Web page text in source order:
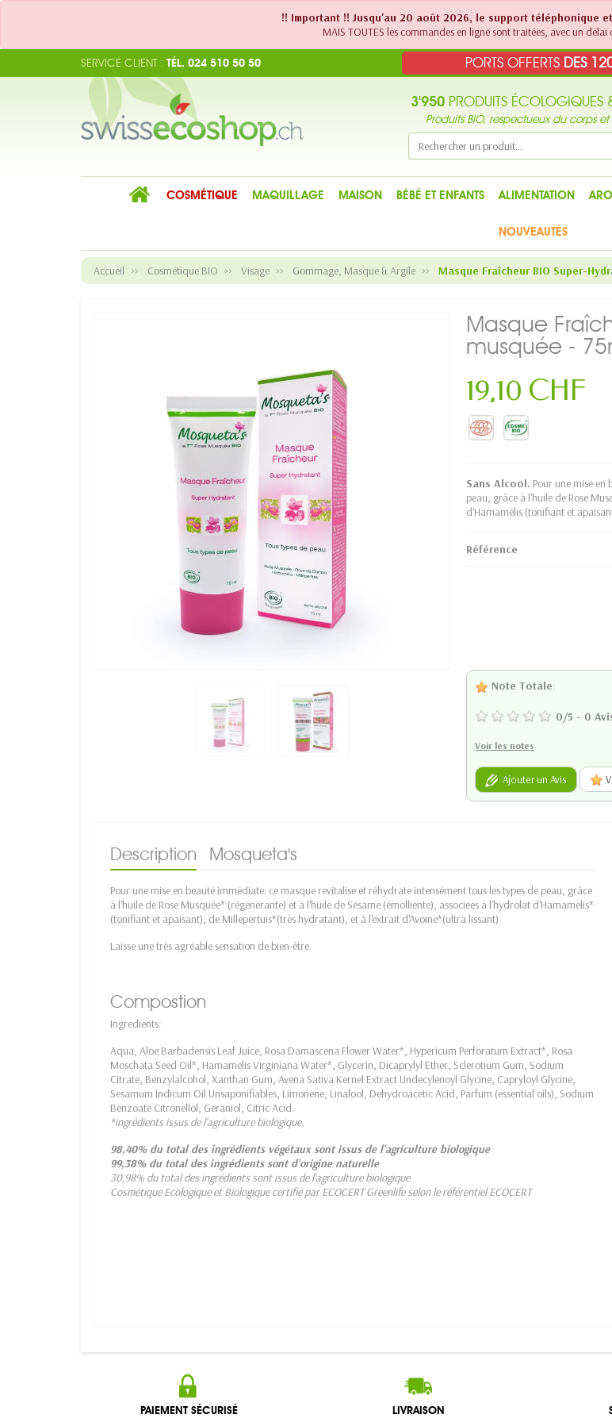
!! Important !! Jusqu'au 20 août 2026, le support téléphonique
MAIS TOUTES les commandes en ligne sont traitées, avec un
PORTS OFFERTS DES
SERVICE CLIENT : TÉL. 024 510 50 50
3'950 PRODUITS ÉCOLOGIQUES
Produits BIO, respectueux du corps
COSMÉTIQUE MAQUILLAGE MAISON BÉBÉ ET ENFANTS ALIMENTATION
NOUVEAUTÉS
Accueil Cosmétique BIO Visage Gommage, Masque & Argile Masque Fraîcheur BIO Super-
Masque
musquée -
19,10 CHF
Sans Alcool. Pour une mise
peau, grâce à l'huile de Rose
d'Hamamélis (tonifiant et
Référence
Note Totale:
0/5 - 0
Voir les notes
Ajouter un Avis
Description Mosqueta's
Pour une mise en beauté immédiate: ce masque revitalise et réhydrate intensément tous les types de peau, grâce
à l'huile de Rose Musquée* (régénérante) et à l'huile de Sésame (émolliente), associées à l'hydrolat d'Hamamélis*
(tonifiant et apaisant), de Millepertuis*(très hydratant), et à l'extrait d'Avoine*(ultra lissant)
Laisse une très agréable sensation de bien-être.
Compostion
Ingredients:
Aqua, Aloe Barbadensis Leaf Juice, Rosa Damascena Flower Water*, Hypericum Perforatum Extract*, Rosa
Moschata Seed Oil*, Hamamelis Virginiana Water*, Glycerin, Dicaprylyl Ether, Sclerotium Gum, Sodium
Citrate, Benzylalcohol, Xanthan Gum, Avena Sativa Kernel Extract Undecylenoyl Glycine, Capryloyl Glycine,
Sesamum Indicum Oil Unsaponifiables, Limonene, Linalool, Dehydroacetic Acid, Parfum (essential oils), Sodium
Benzoate Citronellol, Geraniol, Citric Acid.
*ingrédients issus de l'agriculture biologique.
98,40% du total des ingrédients végétaux sont issus de l'agriculture biologique
99,38% du total des ingrédients sont d'origine naturelle
30,98% du total des ingrédients sont issus de l'agriculture biologique
Cosmétique Ecologique et Biologique certifié par ECOCERT Greenlife selon le référentiel ECOCERT
PAIEMENT SÉCURISÉ LIVRAISON